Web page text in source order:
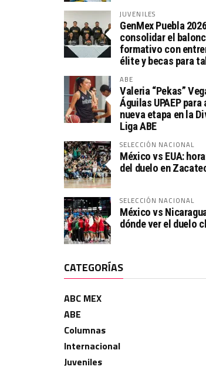
JUVENILES
GenMex Puebla
consolidar el
formativo con
élite y becas para
ABE
Valeria “Pekas”
Águilas UPAEP
nueva etapa en la
Liga ABE
SELECCIÓN NACIONAL
México vs EUA:
del duelo en
SELECCIÓN NACIONAL
México vs
dónde ver el duelo
CATEGORÍAS
ABC MEX
ABE
Columnas
Internacional
Juveniles